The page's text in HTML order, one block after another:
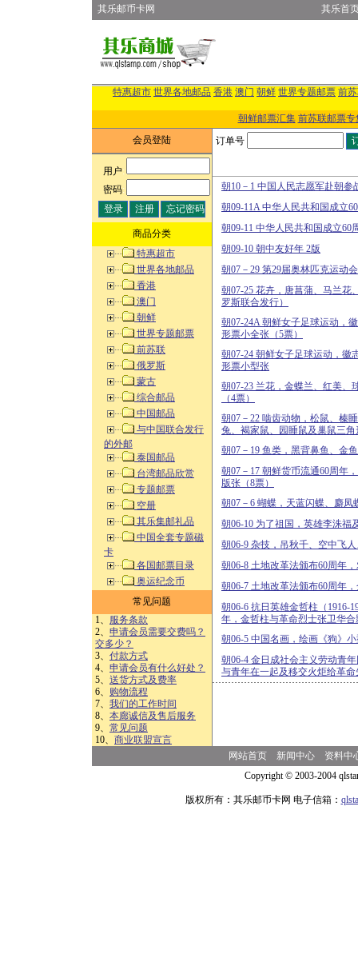
其乐邮币卡网 其乐首
特惠超市 世界各地邮品 香港 澳门 朝鲜 世界专题邮票 前
朝鲜邮票汇集 前苏联邮票专
会员登陆
用户:
密码:
商品分类
特惠超市
世界各地邮品
香港
澳门
朝鲜
世界专题邮票
前苏联
俄罗斯
蒙古
综合邮品
中国邮品
与中国联合发行
的外邮
泰国邮品
台湾邮品欣赏
专题邮票
空册
其乐集邮礼品
中国全套专题磁
卡
各国邮票目录
奥运纪念币
常见问题
1、 服务条款
2、 申请会员需要交费吗？
交多少？
3、 付款方式
4、 申请会员有什么好处？
5、 送货方式及费率
6、 购物流程
7、 我们的工作时间
8、 本廊诚信及售后服务
9、 常见问题
10、 商业联盟宣言
订单号
朝10－1 中国人民志愿军赴朝参
朝09-11A 中华人民共和国成立
朝09-11 中华人民共和国成立60
朝09-10 朝中友好年 2版
朝07－29 第29届奥林匹克运动
朝07-25 花卉，唐菖蒲、马兰花
罗斯联合发行）
朝07-24A 朝鲜女子足球运动，
形票小全张（5票）
朝07-24 朝鲜女子足球运动，徽
形票小型张
朝07-23 兰花，金蝶兰、红美、
（4票）
朝07－22 啮齿动物，松鼠、榛
兔、褐家鼠、园睡鼠及巢鼠三
朝07－19 鱼类，黑背鼻鱼、金
朝07－17 朝鲜货币流通60周年
版张（8票）
朝07－6 蝴蝶，天蓝闪蝶、麝凤
朝06-10 为了祖国，英雄李洙福
朝06-9 杂技，吊秋千、空中飞
朝06-8 土地改革法颁布60周年
朝06-7 土地改革法颁布60周年
朝06-6 抗日英雄金哲柱（1916-
年，金哲柱与革命烈士张卫华合
朝06-5 中国名画，绘画《狗》
朝06-4 金日成社会主义劳动青
与青年在一起及移交火炬给革
网站首页 新闻中心
资料中
Copyright © 2003-2004
版权所有：其乐邮币卡网 电子信箱：